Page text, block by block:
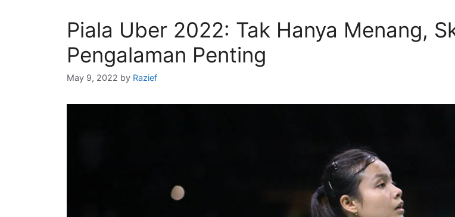
Piala Uber 2022: Tak Hanya Menang,
Pengalaman Penting
May 9, 2022 by Razief